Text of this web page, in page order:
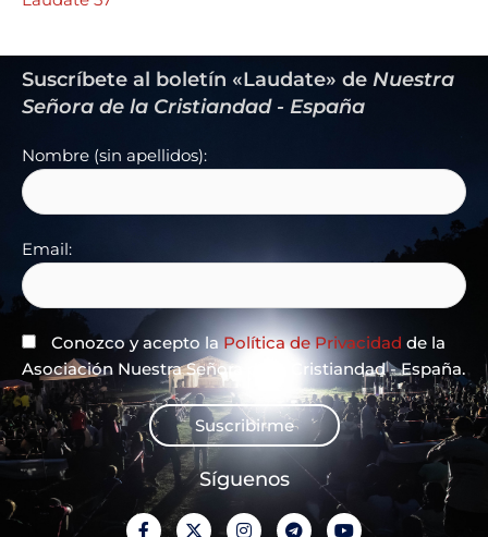
Suscríbete al boletín «Laudate» de Nuestra
Señora de la Cristiandad - España
Nombre (sin apellidos):
Email:
Conozco y acepto la Política de Privacidad de la
Asociación Nuestra Señora de la Cristiandad - España.
Suscribirme
Síguenos
F
X
I
T
Y